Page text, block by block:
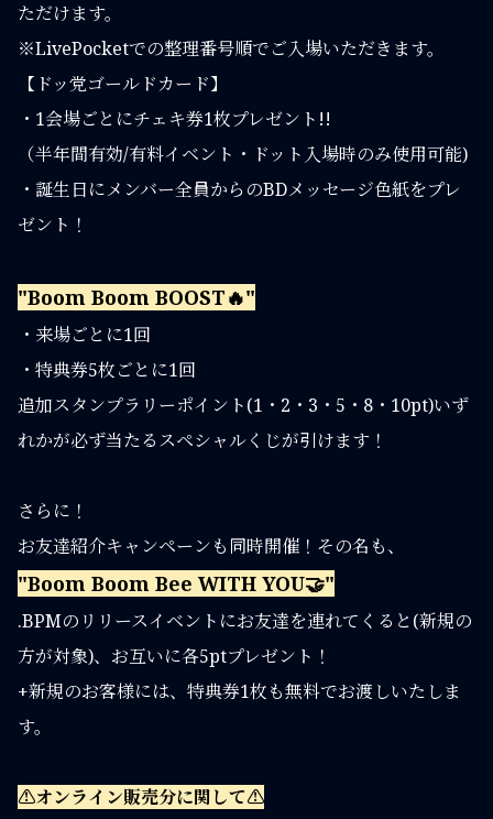
ただけます。
※LivePocketでの整理番号順でご入場いただきます。
【ドッ党ゴールドカード】
・1会場ごとにチェキ券1枚プレゼント!!
（半年間有効/有料イベント・ドット入場時のみ使用可能)
・誕生日にメンバー全員からのBDメッセージ色紙をプレ
ゼント！
"Boom Boom BOOST🔥"
・来場ごとに1回
・特典券5枚ごとに1回
追加スタンプラリーポイント(1・2・3・5・8・10pt)いず
れかが必ず当たるスペシャルくじが引けます！
さらに！
お友達紹介キャンペーンも同時開催！その名も、
"Boom Boom Bee WITH YOU🤝"
.BPMのリリースイベントにお友達を連れてくると(新規の
方が対象)、お互いに各5ptプレゼント！
+新規のお客様には、特典券1枚も無料でお渡しいたしま
す。
⚠️オンライン販売分に関して⚠️